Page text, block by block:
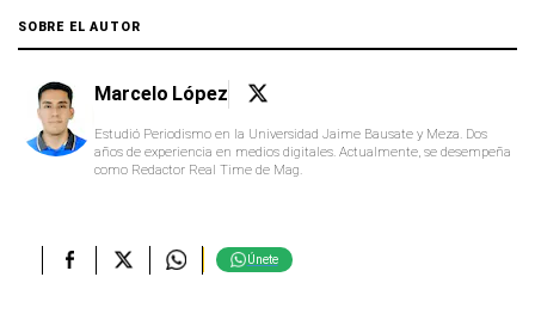
SOBRE EL AUTOR
Marcelo López
Estudió Periodismo en la Universidad Jaime Bausate y Meza. Dos
años de experiencia en medios digitales. Actualmente, se desempeña
como Redactor Real Time de Mag.
Únete